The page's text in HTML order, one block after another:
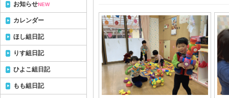
お知らせNEW
カレンダー
ほし組日記
りす組日記
ひよこ組日記
もも組日記